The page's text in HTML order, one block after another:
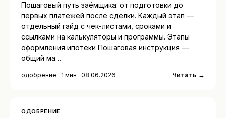
Пошаговый путь заёмщика: от подготовки до
первых платежей после сделки. Каждый этап —
отдельный гайд с чек-листами, сроками и
ссылками на калькуляторы и программы. Этапы
оформления ипотеки Пошаговая инструкция —
общий ма…
одобрение · 1 мин · 08.06.2026 Читать →
ОДОБРЕНИЕ